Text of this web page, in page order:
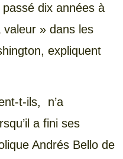
dix années à
» dans les
expliquent
t-ils, n’a
a fini ses
Andrés Bello de